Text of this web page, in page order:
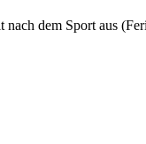
dem Sport aus